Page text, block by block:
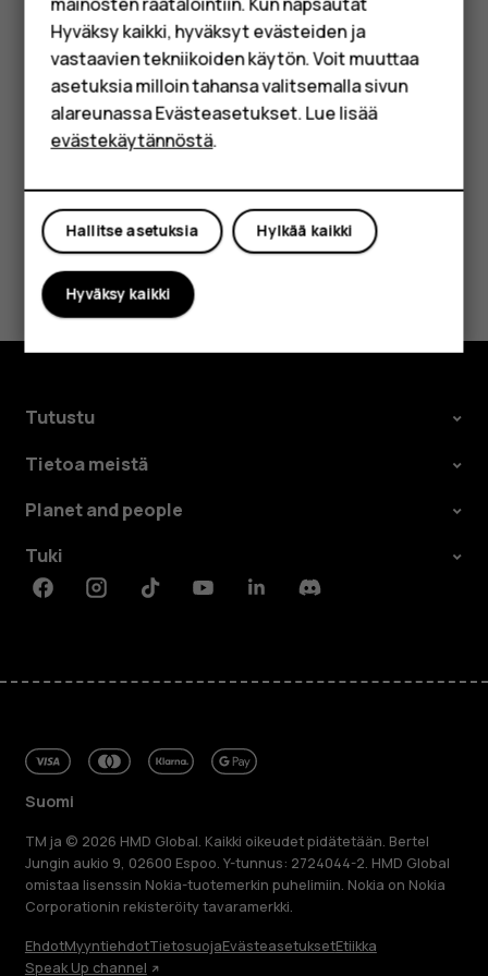
HMD Terra M
Yrityksille
Tabletit
Shop
NapautaViestit.
Napauta viestiä, johon haluat vastata.
Kirjoita vastaus viestin alla olevaan tekstikenttään ja
napauta kohtaasend.
Oliko tästä apua?
Kyllä Ei
Tutustu
Tietoa meistä
Planet and people
Tuki
FacebookInstagramTiktokYoutubeLinkedinDiscord
Suomi
TM ja © 2026 HMD Global. Kaikki oikeudet pidätetään. Bertel
Jungin aukio 9, 02600 Espoo. Y-tunnus: 2724044-2. HMD Global
omistaa lisenssin Nokia-tuotemerkin puhelimiin. Nokia on Nokia
Corporationin rekisteröity tavaramerkki.
EhdotMyyntiehdotTietosuojaEvästeasetuksetEtiikka
Speak Up channel
Hyväksy kaikki, hyväksyt evästeiden ja
vastaavien tekniikoiden käytön. Voit muuttaa
asetuksia milloin tahansa valitsemalla sivun
alareunassa Evästeasetukset. Lue lisää
evästekäytännöstä.
Hylkää kaikki
Hallitse asetuksia
Hyväksy kaikki